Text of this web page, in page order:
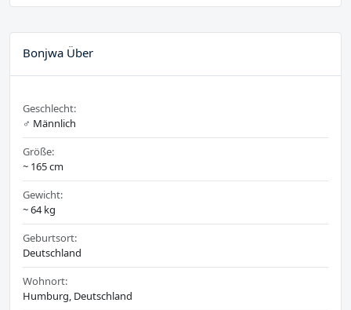
Bonjwa Über
Geschlecht:
♂️ Männlich
Größe:
~ 165 cm
Gewicht:
~ 64 kg
Geburtsort:
Deutschland
Wohnort:
Humburg, Deutschland